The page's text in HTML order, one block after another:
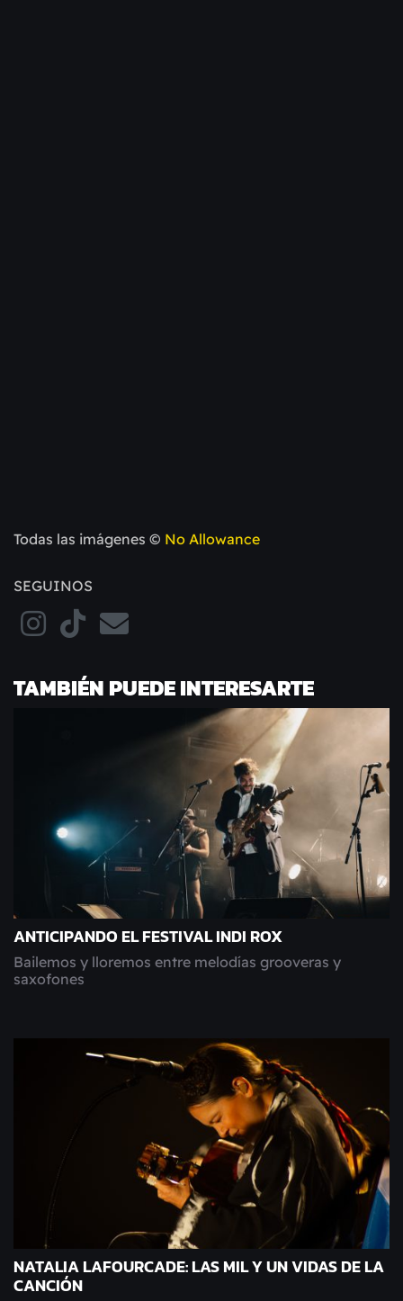
Todas las imágenes © No Allowance
SEGUINOS
TAMBIÉN PUEDE INTERESARTE
ANTICIPANDO EL FESTIVAL INDI ROX
Bailemos y lloremos entre melodías grooveras y
saxofones
NATALIA LAFOURCADE: LAS MIL Y UN VIDAS DE LA
CANCIÓN